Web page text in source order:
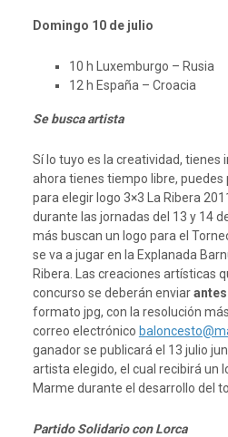
Domingo 10 de julio
10 h Luxemburgo – Rusia
12 h España – Croacia
Se busca artista
Sí lo tuyo es la creatividad, tienes
ahora tienes tiempo libre, puedes
para elegir logo 3×3 La Ribera
durante las jornadas del 13 y 14
más buscan un logo para el
se va a jugar en la Explanada
Ribera. Las creaciones artísticas
concurso se deberán enviar
formato jpg, con la resolución
correo electrónico
ganador se publicará el 13 julio
artista elegido, el cual recibirá un
Marme durante el desarrollo del
Partido Solidario con Lorca